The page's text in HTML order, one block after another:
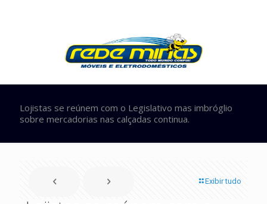
Lojistas se reúnem com o Legislativo mas imbróglio
sobre mercadorias nas calçadas continua.
Exibir tudo